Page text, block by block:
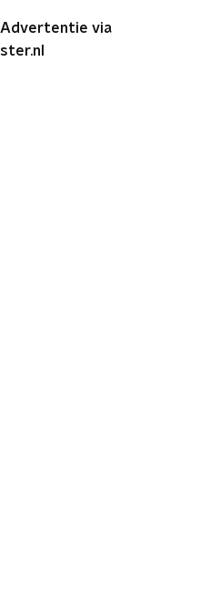
Advertentie via
ster.nl